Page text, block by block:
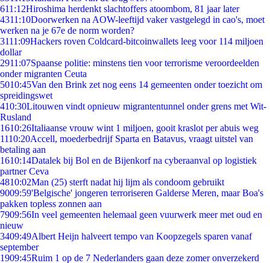
611:12Hiroshima herdenkt slachtoffers atoombom, 81 jaar later
4311:10Doorwerken na AOW-leeftijd vaker vastgelegd in cao's, moet
werken na je 67e de norm worden?
3111:09Hackers roven Coldcard-bitcoinwallets leeg voor 114 miljoen
dollar
2911:07Spaanse politie: minstens tien voor terrorisme veroordeelden
onder migranten Ceuta
5010:45Van den Brink zet nog eens 14 gemeenten onder toezicht om
spreidingswet
410:30Litouwen vindt opnieuw migrantentunnel onder grens met Wit-
Rusland
1610:26Italiaanse vrouw wint 1 miljoen, gooit kraslot per abuis weg
1110:20Accell, moederbedrijf Sparta en Batavus, vraagt uitstel van
betaling aan
1610:14Datalek bij Bol en de Bijenkorf na cyberaanval op logistiek
partner Ceva
4810:02Man (25) sterft nadat hij lijm als condoom gebruikt
9009:59'Belgische' jongeren terroriseren Galderse Meren, maar Boa's
pakken topless zonnen aan
7909:56In veel gemeenten helemaal geen vuurwerk meer met oud en
nieuw
3409:49Albert Heijn halveert tempo van Koopzegels sparen vanaf
september
1909:45Ruim 1 op de 7 Nederlanders gaan deze zomer onverzekerd